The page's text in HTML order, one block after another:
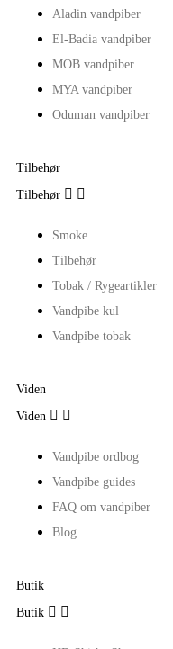
Aladin vandpiber
El-Badia vandpiber
MOB vandpiber
MYA vandpiber
Oduman vandpiber
Tilbehør
Tilbehør  
Smoke
Tilbehør
Tobak / Rygeartikler
Vandpibe kul
Vandpibe tobak
Viden
Viden  
Vandpibe ordbog
Vandpibe guides
FAQ om vandpiber
Blog
Butik
Butik  